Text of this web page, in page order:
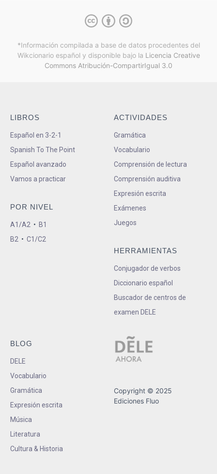
*Información compilada a base de datos procedentes del
Wikcionario español y disponible bajo la Licencia Creative
Commons Atribución-CompartirIgual 3.0
LIBROS
Español en 3-2-1
Spanish To The Point
Español avanzado
Vamos a practicar
POR NIVEL
A1/A2 • B1
B2 • C1/C2
ACTIVIDADES
Gramática
Vocabulario
Comprensión de lectura
Comprensión auditiva
Expresión escrita
Exámenes
Juegos
HERRAMIENTAS
Conjugador de verbos
Diccionario español
Buscador de centros de
examen DELE
BLOG
DELE
Vocabulario
Gramática
Expresión escrita
Música
Literatura
Cultura & Historia
Copyright © 2025
Ediciones Fluo